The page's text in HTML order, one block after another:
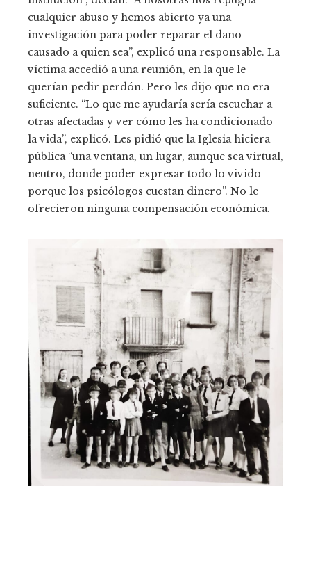
cualquier abuso y hemos abierto ya una
investigación para poder reparar el daño
causado a quien sea”, explicó una responsable. La
víctima accedió a una reunión, en la que le
querían pedir perdón. Pero les dijo que no era
suficiente. “Lo que me ayudaría sería escuchar a
otras afectadas y ver cómo les ha condicionado
la vida”, explicó. Les pidió que la Iglesia hiciera
pública “una ventana, un lugar, aunque sea virtual,
neutro, donde poder expresar todo lo vivido
porque los psicólogos cuestan dinero”. No le
ofrecieron ninguna compensación económica.